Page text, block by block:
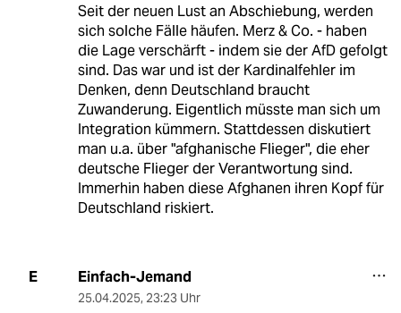
Seit der neuen Lust an Abschiebung, werden
sich solche Fälle häufen. Merz & Co. - haben
die Lage verschärft - indem sie der AfD gefolgt
sind. Das war und ist der Kardinalfehler im
Denken, denn Deutschland braucht
Zuwanderung. Eigentlich müsste man sich um
Integration kümmern. Stattdessen diskutiert
man u.a. über "afghanische Flieger", die eher
deutsche Flieger der Verantwortung sind.
Immerhin haben diese Afghanen ihren Kopf für
Deutschland riskiert.
E Einfach-Jemand
25.04.2025, 23:23 Uhr